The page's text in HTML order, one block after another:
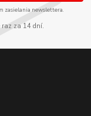
zasielania newslettera.
raz za 14 dní.